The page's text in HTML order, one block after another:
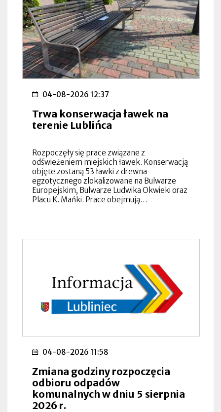
04-08-2026 12:37
Trwa konserwacja ławek na
terenie Lublińca
Rozpoczęły się prace związane z
odświeżeniem miejskich ławek. Konserwacją
objęte zostaną 53 ławki z drewna
egzotycznego zlokalizowane na Bulwarze
Europejskim, Bulwarze Ludwika Okwieki oraz
Placu K. Mańki. Prace obejmują…
04-08-2026 11:58
Zmiana godziny rozpoczęcia
odbioru odpadów
komunalnych w dniu 5 sierpnia
2026 r.